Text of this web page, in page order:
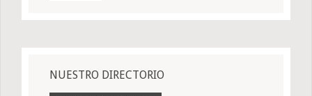
NUESTRO DIRECTORIO